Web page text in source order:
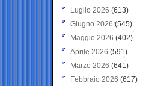
Luglio 2026 (613)
Giugno 2026 (545)
Maggio 2026 (402)
Aprile 2026 (591)
Marzo 2026 (641)
Febbraio 2026 (617)